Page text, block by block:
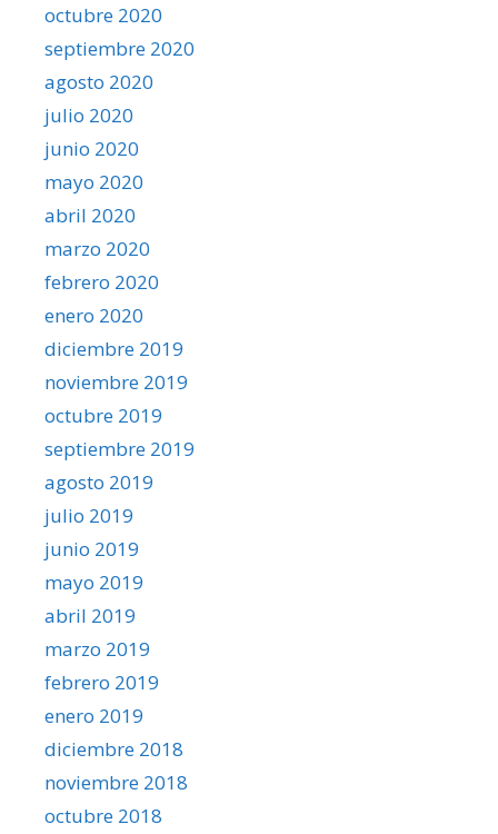
octubre 2020
septiembre 2020
agosto 2020
julio 2020
junio 2020
mayo 2020
abril 2020
marzo 2020
febrero 2020
enero 2020
diciembre 2019
noviembre 2019
octubre 2019
septiembre 2019
agosto 2019
julio 2019
junio 2019
mayo 2019
abril 2019
marzo 2019
febrero 2019
enero 2019
diciembre 2018
noviembre 2018
octubre 2018